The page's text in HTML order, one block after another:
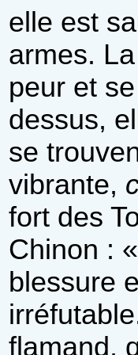
elle est
armes.
peur et
dessus,
se
vibrante,
fort des
Chinon : «
blessure
flamand,